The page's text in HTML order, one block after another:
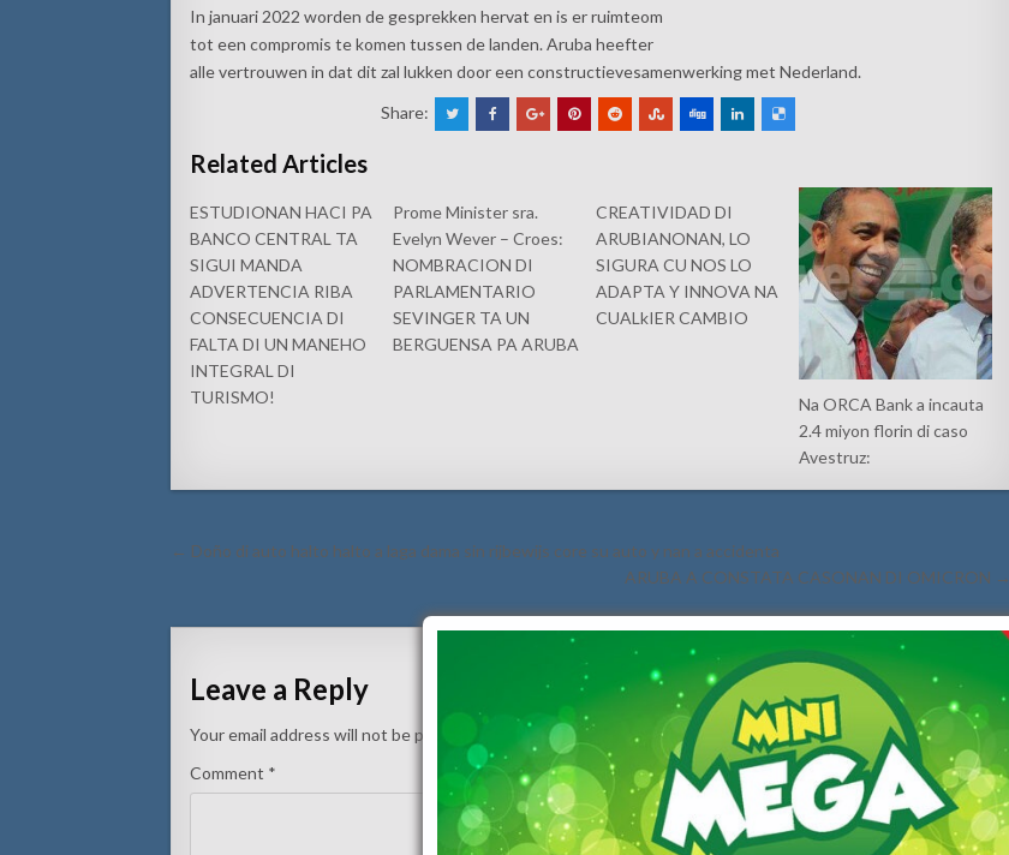
In januari 2022 worden de gesprekken hervat en is er ruimteom
tot een compromis te komen tussen de landen. Aruba heefter
alle vertrouwen in dat dit zal lukken door een constructievesamenwerking met Nederland.
Share:
Related Articles
ESTUDIONAN HACI PA
BANCO CENTRAL TA
SIGUI MANDA
ADVERTENCIA RIBA
CONSECUENCIA DI
FALTA DI UN MANEHO
INTEGRAL DI
TURISMO!
Prome Minister sra.
Evelyn Wever – Croes:
NOMBRACION DI
PARLAMENTARIO
SEVINGER TA UN
BERGUENSA PA ARUBA
CREATIVIDAD DI
ARUBIANONAN, LO
SIGURA CU NOS LO
ADAPTA Y INNOVA NA
CUALkIER CAMBIO
Na ORCA Bank a incauta
2.4 miyon florin di caso
Avestruz:
Post
← Doño di auto halto halto a laga dama sin rijbewijs core su auto y nan a accidenta
ARUBA A CONSTATA CASONAN DI OMICRON →
Leave a Reply
Your email address will not be published. Required fields are marked*
Comment *